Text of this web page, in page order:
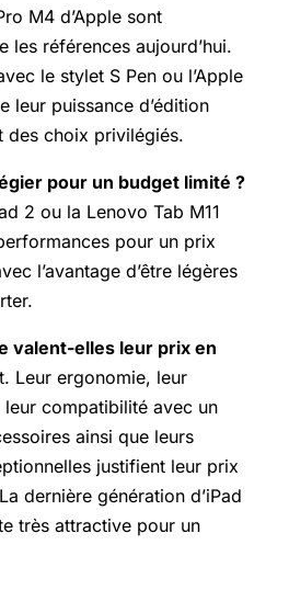
M4 d’Apple sont
les références aujourd’hui.
le stylet S Pen ou l’Apple
leur puissance d’édition
des choix privilégiés.
pour un budget limité ?
2 ou la Lenovo Tab M11
pour un prix
l’avantage d’être légères
valent-elles leur prix en
Leur ergonomie, leur
compatibilité avec un
ainsi que leurs
justifient leur prix
dernière génération d’iPad
très attractive pour un